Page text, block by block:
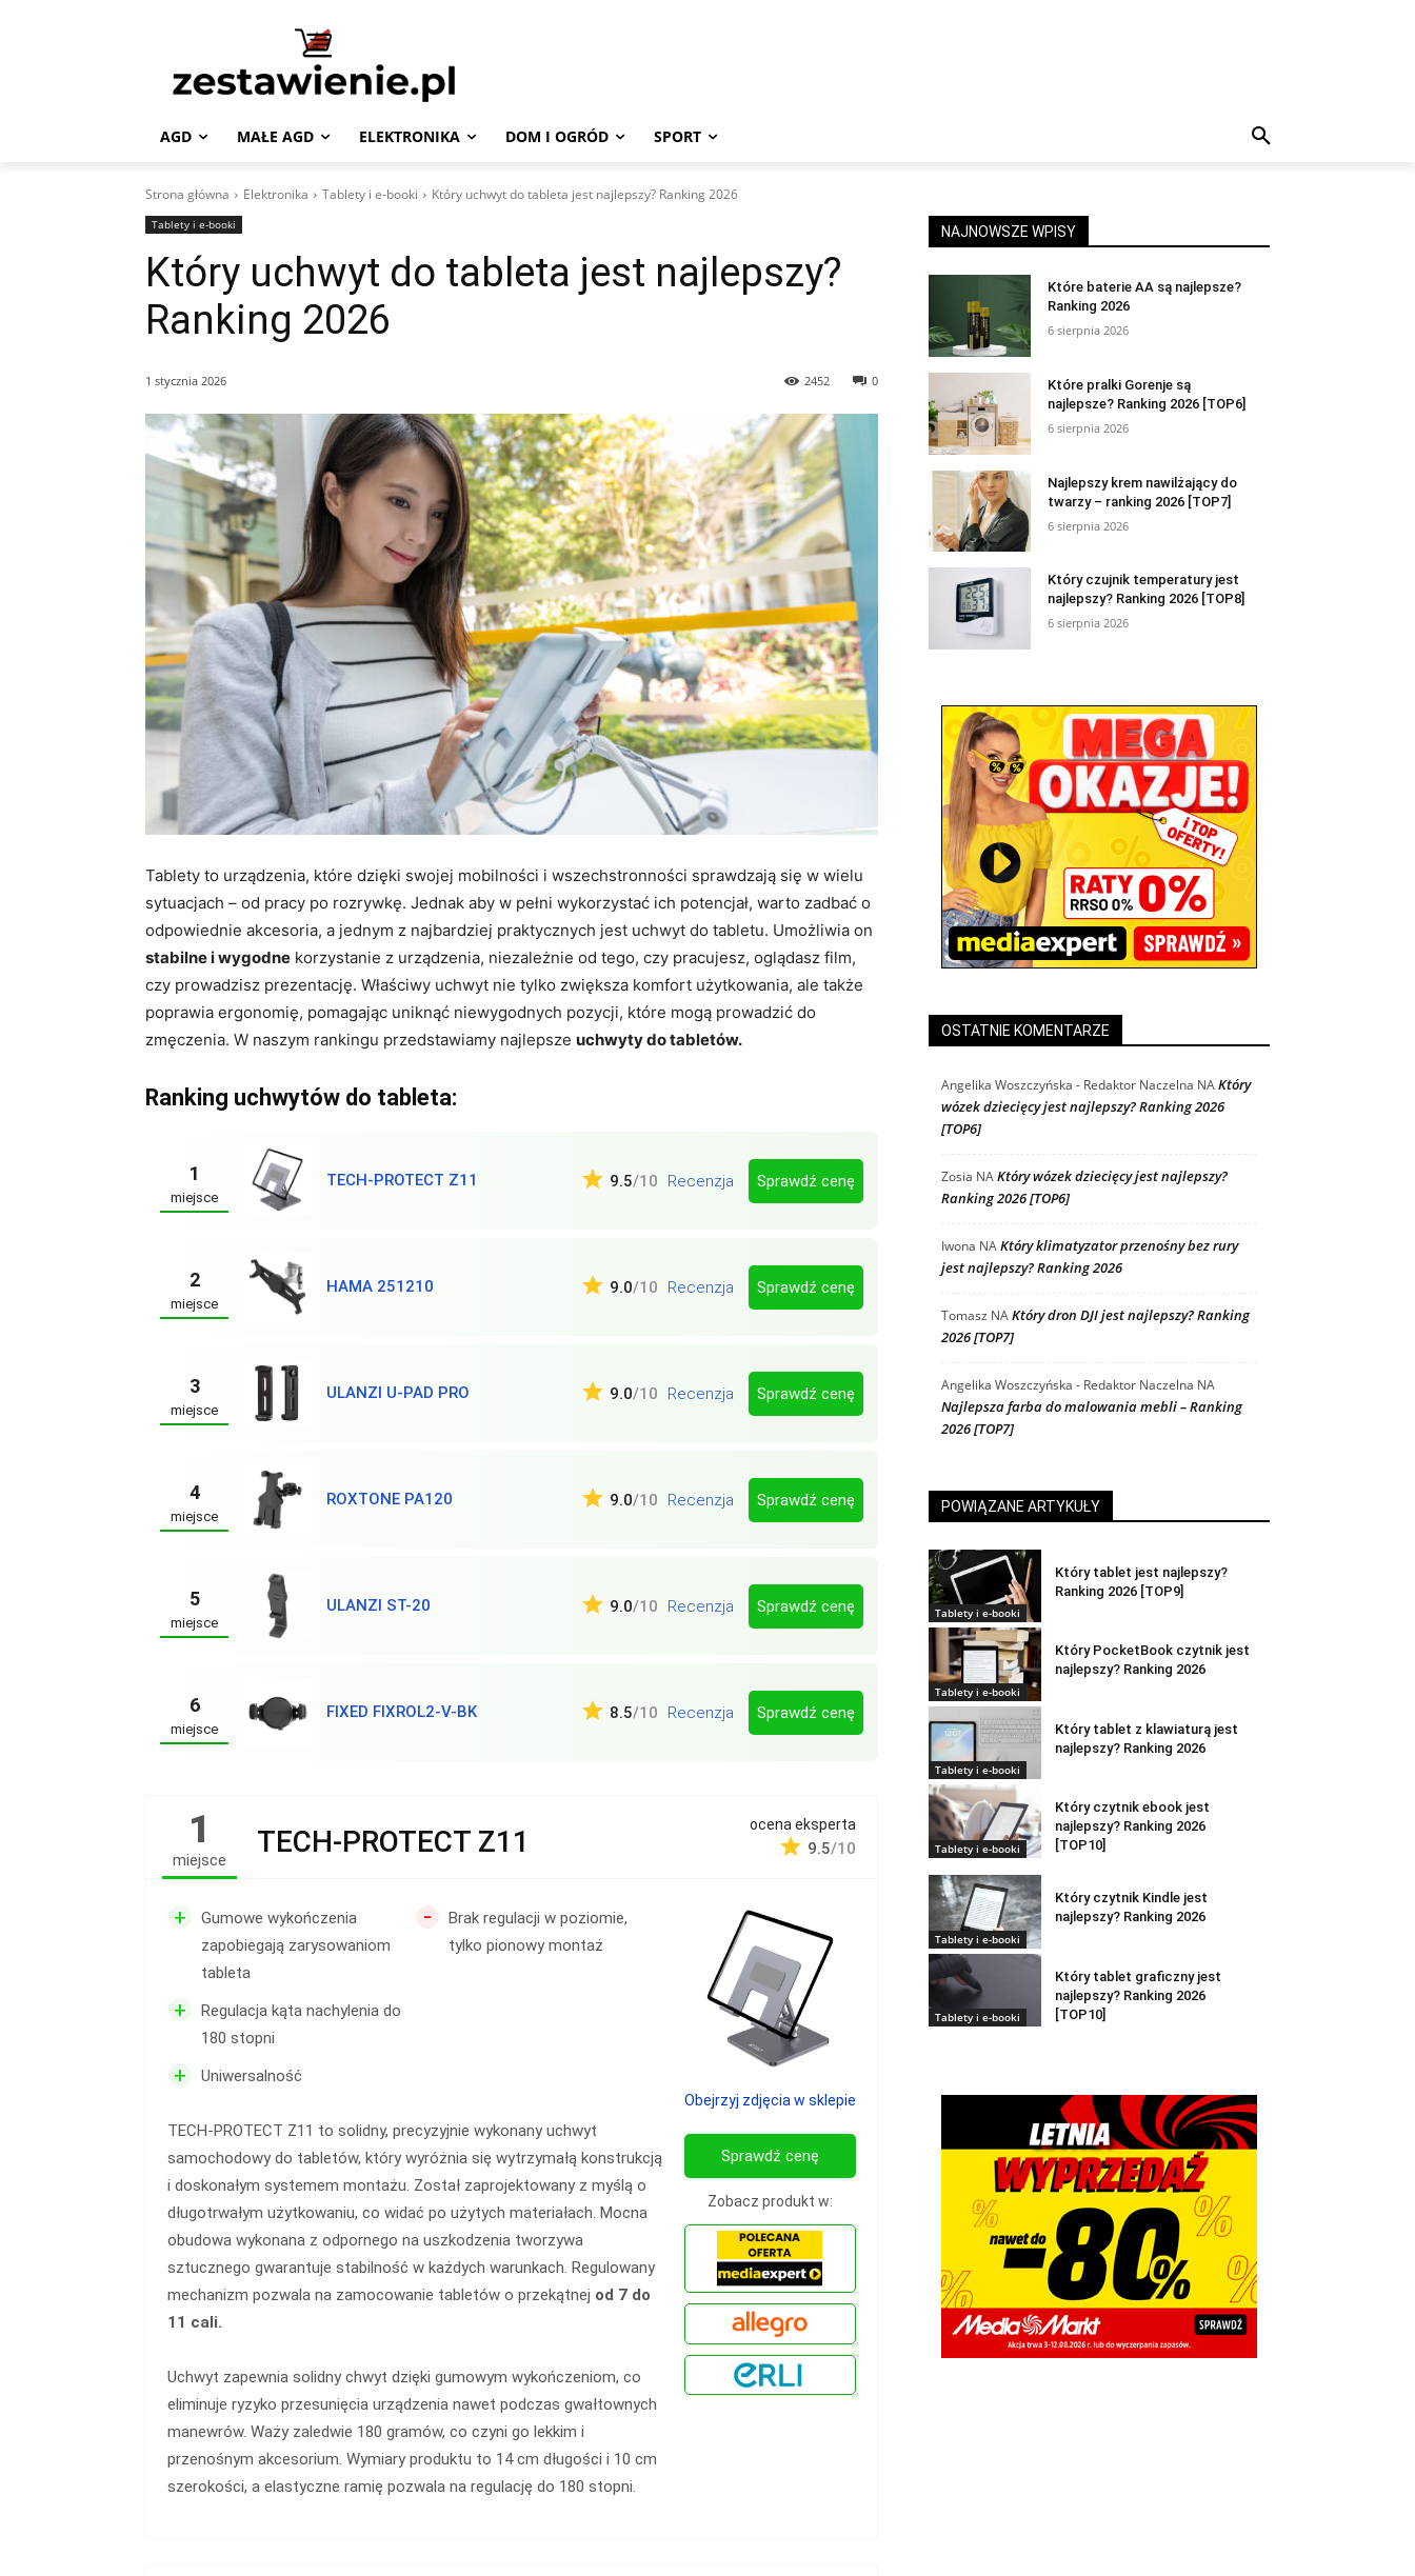
AGD MAŁE AGD ELEKTRONIKA DOM I OGRÓD SPORT
Strona główna Elektronika Tablety i e-booki Który uchwyt do tableta jest najlepszy? Ranking 2026
Tablety i e-booki
Który uchwyt do tableta jest najlepszy?
Ranking 2026
1 stycznia 2026 0
2452
Tablety to urządzenia, które dzięki swojej mobilności i wszechstronności sprawdzają się w wielu
sytuacjach – od pracy po rozrywkę. Jednak aby w pełni wykorzystać ich potencjał, warto zadbać o
odpowiednie akcesoria, a jednym z najbardziej praktycznych jest uchwyt do tabletu. Umożliwia on
stabilne i wygodne korzystanie z urządzenia, niezależnie od tego, czy pracujesz, oglądasz film,
czy prowadzisz prezentację. Właściwy uchwyt nie tylko zwiększa komfort użytkowania, ale także
poprawia ergonomię, pomagając uniknąć niewygodnych pozycji, które mogą prowadzić do
zmęczenia. W naszym rankingu przedstawiamy najlepsze uchwyty do tabletów.
Ranking uchwytów do tableta:
1
miejsce
TECH-PROTECT Z11 9.5/10 Recenzja Sprawdź cenę
2
miejsce
HAMA 251210 9.0/10 Recenzja Sprawdź cenę
3
miejsce
ULANZI U-PAD PRO 9.0/10 Recenzja Sprawdź cenę
4
miejsce
ROXTONE PA120 9.0/10 Recenzja Sprawdź cenę
5
miejsce
ULANZI ST-20 9.0/10 Recenzja Sprawdź cenę
6
miejsce
FIXED FIXROL2-V-BK 8.5/10 Recenzja Sprawdź cenę
1
miejsce
TECH-PROTECT Z11 ocena eksperta
9.5/10
+
Gumowe wykończenia
zapobiegają zarysowaniom
tableta
+
Regulacja kąta nachylenia do
180 stopni
+ Uniwersalność
-
Brak regulacji w poziomie,
tylko pionowy montaż
TECH-PROTECT Z11 to solidny, precyzyjnie wykonany uchwyt
samochodowy do tabletów, który wyróżnia się wytrzymałą konstrukcją
i doskonałym systemem montażu. Został zaprojektowany z myślą o
długotrwałym użytkowaniu, co widać po użytych materiałach. Mocna
obudowa wykonana z odpornego na uszkodzenia tworzywa
sztucznego gwarantuje stabilność w każdych warunkach. Regulowany
mechanizm pozwala na zamocowanie tabletów o przekątnej od 7 do
11 cali.
Uchwyt zapewnia solidny chwyt dzięki gumowym wykończeniom, co
eliminuje ryzyko przesunięcia urządzenia nawet podczas gwałtownych
manewrów. Waży zaledwie 180 gramów, co czyni go lekkim i
przenośnym akcesorium. Wymiary produktu to 14 cm długości i 10 cm
szerokości, a elastyczne ramię pozwala na regulację do 180 stopni.
Obejrzyj zdjęcia w sklepie
Sprawdź cenę
Zobacz produkt w:
NAJNOWSZE WPISY
Które baterie AA są najlepsze?
Ranking 2026
6 sierpnia 2026
Które pralki Gorenje są
najlepsze? Ranking 2026 [TOP6]
6 sierpnia 2026
Najlepszy krem nawilżający do
twarzy – ranking 2026 [TOP7]
6 sierpnia 2026
Który czujnik temperatury jest
najlepszy? Ranking 2026 [TOP8]
6 sierpnia 2026
OSTATNIE KOMENTARZE
Angelika Woszczyńska - Redaktor Naczelna NAKtóry
wózek dziecięcy jest najlepszy? Ranking 2026
[TOP6]
Zosia NAKtóry wózek dziecięcy jest najlepszy?
Ranking 2026 [TOP6]
Iwona NAKtóry klimatyzator przenośny bez rury
jest najlepszy? Ranking 2026
Tomasz NAKtóry dron DJI jest najlepszy? Ranking
2026 [TOP7]
Angelika Woszczyńska - Redaktor Naczelna NA
Najlepsza farba do malowania mebli – Ranking
2026 [TOP7]
POWIĄZANE ARTYKUŁY
Tablety i e-booki
Który tablet jest najlepszy?
Ranking 2026 [TOP9]
Tablety i e-booki
Który PocketBook czytnik jest
najlepszy? Ranking 2026
Tablety i e-booki
Który tablet z klawiaturą jest
najlepszy? Ranking 2026
Tablety i e-booki
Który czytnik ebook jest
najlepszy? Ranking 2026
[TOP10]
Tablety i e-booki
Który czytnik Kindle jest
najlepszy? Ranking 2026
Tablety i e-booki
Który tablet graficzny jest
najlepszy? Ranking 2026
[TOP10]